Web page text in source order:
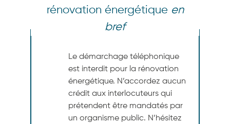
rénovation énergétique en
bref
Le démarchage téléphonique
est interdit pour la rénovation
énergétique. N’accordez aucun
crédit aux interlocuteurs qui
prétendent être mandatés par
un organisme public. N’hésitez